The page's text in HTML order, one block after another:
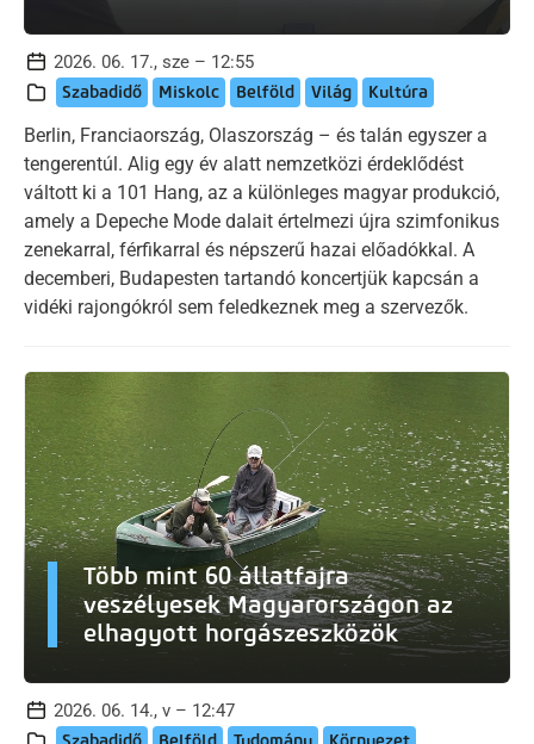
2026. 06. 17., sze – 12:55
Szabadidő Miskolc Belföld Világ Kultúra
Berlin, Franciaország, Olaszország – és talán egyszer a
tengerentúl. Alig egy év alatt nemzetközi érdeklődést
váltott ki a 101 Hang, az a különleges magyar produkció,
amely a Depeche Mode dalait értelmezi újra szimfonikus
zenekarral, férfikarral és népszerű hazai előadókkal. A
decemberi, Budapesten tartandó koncertjük kapcsán a
vidéki rajongókról sem feledkeznek meg a szervezők.
Több mint 60 állatfajra
veszélyesek Magyarországon az
elhagyott horgászeszközök
2026. 06. 14., v – 12:47